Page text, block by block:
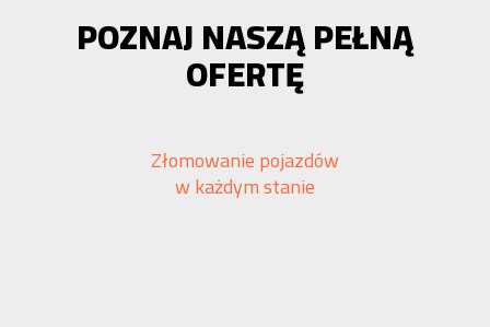
POZNAJ NASZĄ PEŁNĄ
OFERTĘ
Złomowanie pojazdów
w każdym stanie